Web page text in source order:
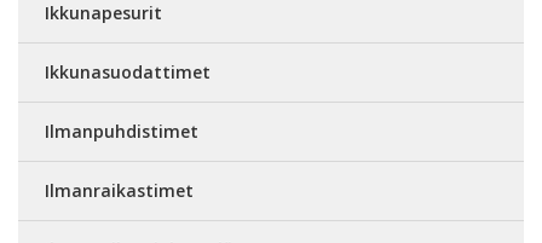
Ikkunapesurit
Ikkunasuodattimet
Ilmanpuhdistimet
Ilmanraikastimet